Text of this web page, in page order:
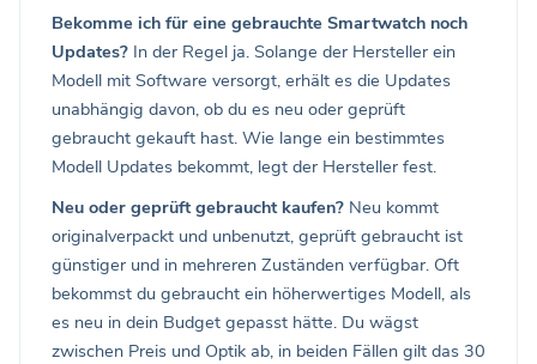
Bekomme ich für eine gebrauchte Smartwatch noch
Updates? In der Regel ja. Solange der Hersteller ein
Modell mit Software versorgt, erhält es die Updates
unabhängig davon, ob du es neu oder geprüft
gebraucht gekauft hast. Wie lange ein bestimmtes
Modell Updates bekommt, legt der Hersteller fest.
Neu oder geprüft gebraucht kaufen? Neu kommt
originalverpackt und unbenutzt, geprüft gebraucht ist
günstiger und in mehreren Zuständen verfügbar. Oft
bekommst du gebraucht ein höherwertiges Modell, als
es neu in dein Budget gepasst hätte. Du wägst
zwischen Preis und Optik ab, in beiden Fällen gilt das 30